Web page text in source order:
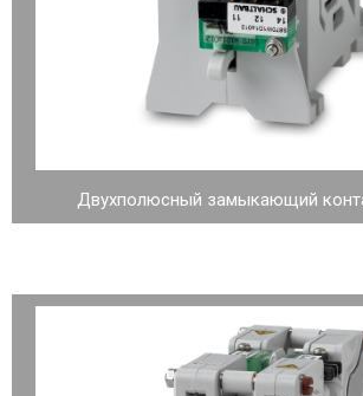
Двухполюсный замыкающий